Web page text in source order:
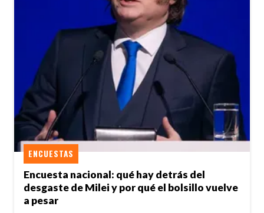
Encuesta nacional: qué hay detrás del
desgaste de Milei y por qué el bolsillo vuelve
a pesar
ENCUESTAS